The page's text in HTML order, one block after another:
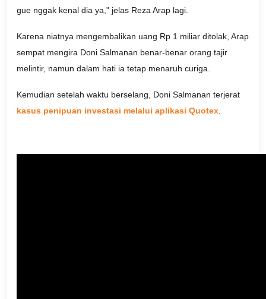
gue nggak kenal dia ya," jelas Reza Arap lagi.
Karena niatnya mengembalikan uang Rp 1 miliar ditolak, Arap
sempat mengira Doni Salmanan benar-benar orang tajir
melintir, namun dalam hati ia tetap menaruh curiga.
Kemudian setelah waktu berselang, Doni Salmanan terjerat
kasus penipuan investasi melalui aplikasi Quotex